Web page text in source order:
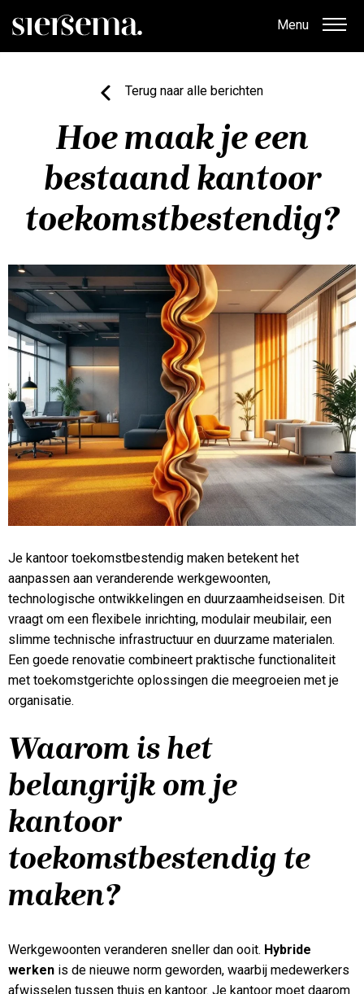
Menu
Terug naar alle berichten
Hoe maak je een
bestaand kantoor
toekomstbestendig?
Je kantoor toekomstbestendig maken betekent het
aanpassen aan veranderende werkgewoonten,
technologische ontwikkelingen en duurzaamheidseisen. Dit
vraagt om een flexibele inrichting, modulair meubilair, een
slimme technische infrastructuur en duurzame materialen.
Een goede renovatie combineert praktische functionaliteit
met toekomstgerichte oplossingen die meegroeien met je
organisatie.
Waarom is het
belangrijk om je
kantoor
toekomstbestendig te
maken?
Werkgewoonten veranderen sneller dan ooit. Hybride
werken is de nieuwe norm geworden, waarbij medewerkers
afwisselen tussen thuis en kantoor. Je kantoor moet daarom